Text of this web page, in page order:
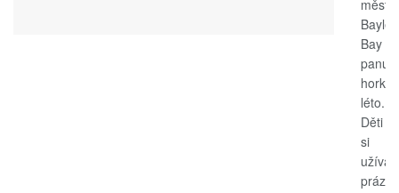
Bay
panuje
horké
léto.
Děti
si
užívají